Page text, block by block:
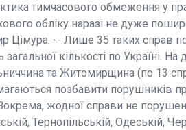
тимчасового обмеження у
обліку наразі не дуже
Цімура. -- Лише 35 таких справ
загальної кількості по Україні.
та Житомирщина (по 13
позбавити порушників
жодної справи не
Тернопільській, Одеській,